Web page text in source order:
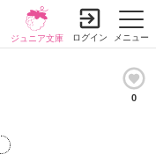
メニュー
ジュニア文庫 ログイン
0